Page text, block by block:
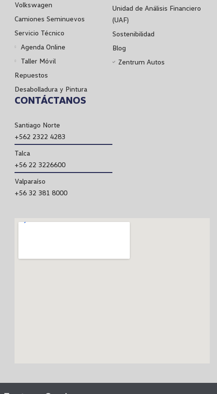
Volkswagen
Camiones Seminuevos
Servicio Técnico
Agenda Online
Taller Móvil
Repuestos
Desabolladura y Pintura
Unidad de Análisis Financiero
(UAF)
Sostenibilidad
Blog
Zentrum Autos
CONTÁCTANOS
Santiago Norte
+562 2322 4283
Talca
+56 22 3226600
Valparaíso
+56 32 381 8000